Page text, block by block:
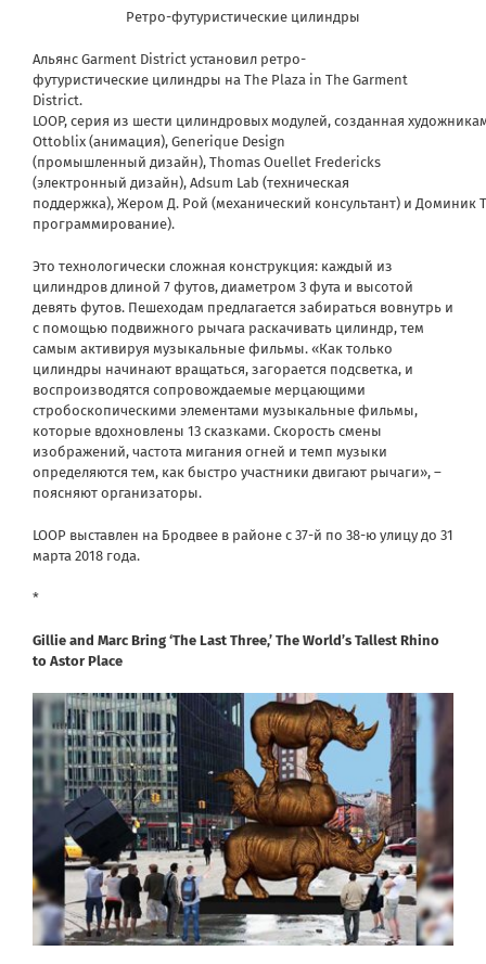
Ретро-футуристические цилиндры
Альянс Garment District установил ретро-
футуристические цилиндры на The Plaza in The Garment
District.
LOOP, серия из шести цилиндровых модулей, созданная
Ottoblix (анимация), Generique Design
(промышленный дизайн), Thomas Ouellet Fredericks
(электронный дизайн), Adsum Lab (техническая
поддержка), Жером Д. Рой (механический консультант) и Доминик
программирование).
Это технологически сложная конструкция: каждый из
цилиндров длиной 7 футов, диаметром 3 фута и высотой
девять футов. Пешеходам предлагается забираться вовнутрь и
с помощью подвижного рычага раскачивать цилиндр, тем
самым активируя музыкальные фильмы. «Как только
цилиндры начинают вращаться, загорается подсветка, и
воспроизводятся сопровождаемые мерцающими
стробоскопическими элементами музыкальные фильмы,
которые вдохновлены 13 сказками. Скорость смены
изображений, частота мигания огней и темп музыки
определяются тем, как быстро участники двигают рычаги», –
поясняют организаторы.
LOOP выставлен на Бродвее в районе с 37-й по 38-ю улицу до 31
марта 2018 года.
*
Gillie and Marc Bring ‘The Last Three,’ The World’s Tallest Rhino
to Astor Place